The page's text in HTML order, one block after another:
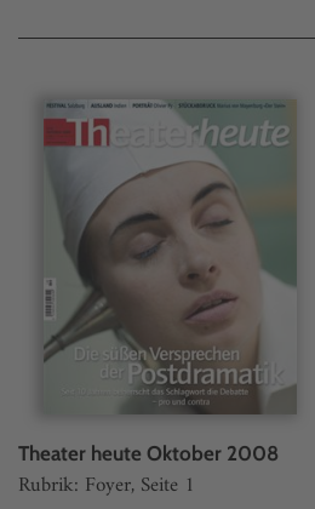
Theater heute Oktober 2008
Rubrik: Foyer, Seite 1